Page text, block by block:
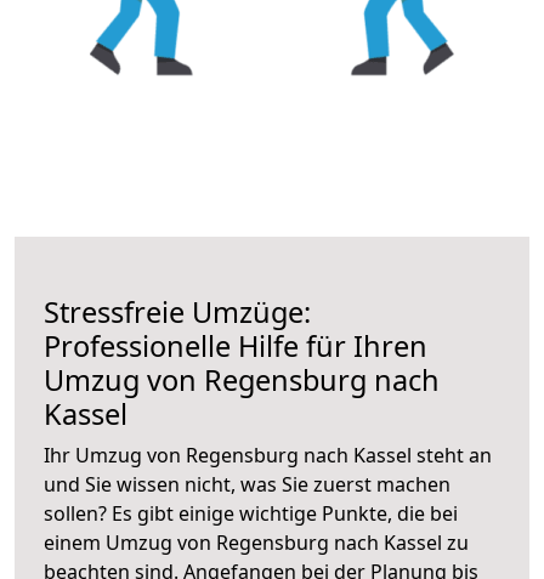
Stressfreie Umzüge:
Professionelle Hilfe für Ihren
Umzug von Regensburg nach
Kassel
Ihr Umzug von Regensburg nach Kassel steht an
und Sie wissen nicht, was Sie zuerst machen
sollen? Es gibt einige wichtige Punkte, die bei
einem Umzug von Regensburg nach Kassel zu
beachten sind. Angefangen bei der Planung bis